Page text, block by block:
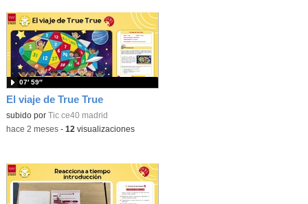
El viaje de True True
subido por Tic ce40 madrid
07′ 59″
-hace 2 meses- 12 visualizaciones